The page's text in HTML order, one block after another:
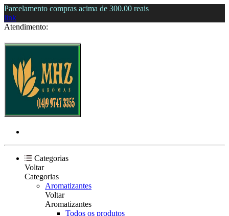
Parcelamento compras acima de 300.00 reais
link
Atendimento:
Categorias
Voltar
Categorias
Aromatizantes
Voltar
Aromatizantes
Todos os produtos